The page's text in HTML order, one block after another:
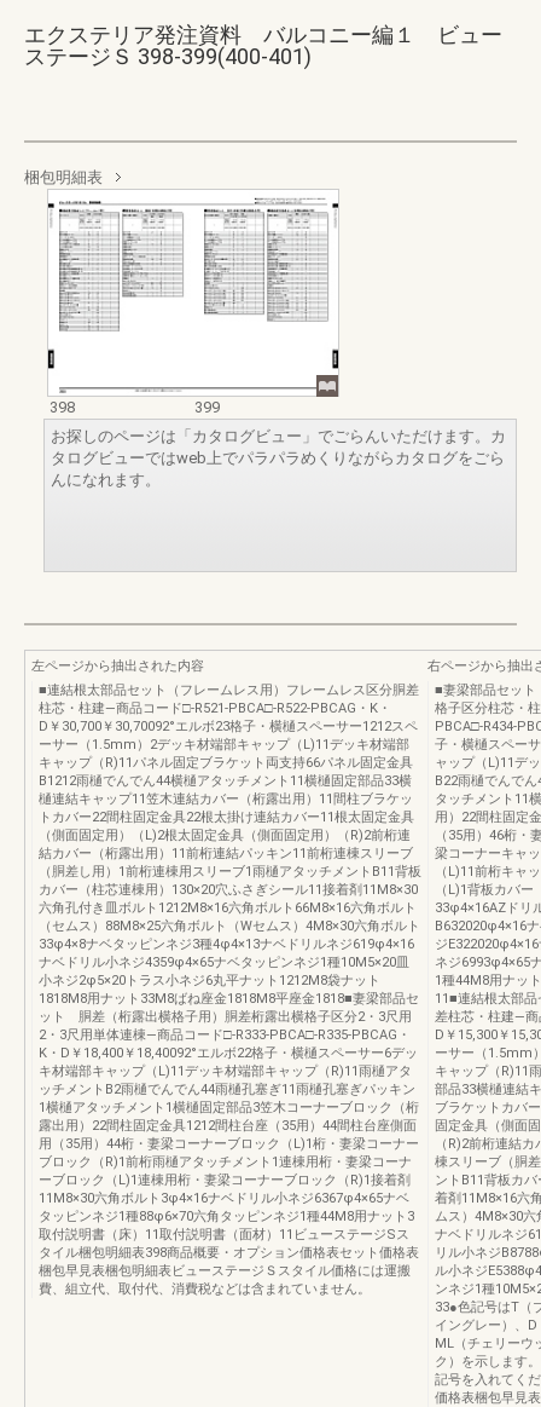
エクステリア発注資料 バルコニー編１ ビュー
ステージＳ 398-399(400-401)
梱包明細表
398
399
お探しのページは「カタログビュー」でごらんいただけます。カ
タログビューではweb上でパラパラめくりながらカタログをごら
んになれます。
左ページから抽出された内容
■連結根太部品セット（フレームレス用）フレームレス区分胴差
柱芯・柱建―商品コード□-R521-PBCA□-R522-PBCAG・K・
D￥30,700￥30,70092°エルボ23格子・横樋スペーサー1212スペ
ーサー（1.5mm）2デッキ材端部キャップ（L)11デッキ材端部
キャップ（R)11パネル固定ブラケット両支持66パネル固定金具
B1212雨樋でんでん44横樋アタッチメント11横樋固定部品33横
樋連結キャップ11笠木連結カバー（桁露出用）11間柱ブラケッ
トカバー22間柱固定金具22根太掛け連結カバー11根太固定金具
（側面固定用）（L)2根太固定金具（側面固定用）（R)2前桁連
結カバー（桁露出用）11前桁連結パッキン11前桁連棟スリーブ
（胴差し用）1前桁連棟用スリーブ1雨樋アタッチメントB11背板
カバー（柱芯連棟用）130×20穴ふさぎシール11接着剤11M8×30
六角孔付き皿ボルト1212M8×16六角ボルト66M8×16六角ボルト
（セムス）88M8×25六角ボルト（Wセムス）4M8×30六角ボルト
33φ4×8ナベタッピンネジ3種4φ4×13ナベドリルネジ619φ4×16
ナベドリル小ネジ4359φ4×65ナベタッピンネジ1種10M5×20皿
小ネジ2φ5×20トラス小ネジ6丸平ナット1212M8袋ナット
1818M8用ナット33M8ばね座金1818M8平座金1818■妻梁部品セ
ット 胴差（桁露出横格子用）胴差桁露出横格子区分2・3尺用
2・3尺用単体連棟―商品コード□-R333-PBCA□-R335-PBCAG・
K・D￥18,400￥18,40092°エルボ22格子・横樋スペーサー6デッ
キ材端部キャップ（L)11デッキ材端部キャップ（R)11雨樋アタ
ッチメントB2雨樋でんでん44雨樋孔塞ぎ11雨樋孔塞ぎパッキン
1横樋アタッチメント1横樋固定部品3笠木コーナーブロック（桁
露出用）22間柱固定金具1212間柱台座（35用）44間柱台座側面
用（35用）44桁・妻梁コーナーブロック（L)1桁・妻梁コーナー
ブロック（R)1前桁雨樋アタッチメント1連棟用桁・妻梁コーナ
ーブロック（L)1連棟用桁・妻梁コーナーブロック（R)1接着剤
11M8×30六角ボルト3φ4×16ナベドリル小ネジ6367φ4×65ナベ
タッピンネジ1種88φ6×70六角タッピンネジ1種44M8用ナット3
取付説明書（床）11取付説明書（面材）11ビューステージSス
タイル梱包明細表398商品概要・オプション価格表セット価格表
梱包早見表梱包明細表ビューステージＳスタイル価格には運搬
費、組立代、取付代、消費税などは含まれていません。
右ページから抽出
■妻梁部品セッ
格子区分柱芯・
PBCA□-R434-
子・横樋スペー
ャップ（L)11デ
B22雨樋でんで
タッチメント11
用）22間柱固定
（35用）46桁・
梁コーナーキャ
（L)11前桁キャ
（L)1背板カバ
33φ4×16AZドリ
B632020φ4×16
ジ
ネジ6993φ4×65
1種44M8用ナッ
11■連結根太部
差柱芯・柱建―商
D￥15,300￥
ーサー（1.5mm
キャップ（R)11
部品33横樋連結
ブラケットカバ
固定金具（側面
（R)2前桁連結
棟スリーブ（胴
ントB11背板カ
着剤11M8×16六
ムス）4M8×30
ナベドリルネジ
リル小ネジ
ル小ネジ
ンネジ1種
33●色記号はT（
イングレー）、
ML（チェリーウ
ク）を示します
記号を入れてく
価格表梱包早見